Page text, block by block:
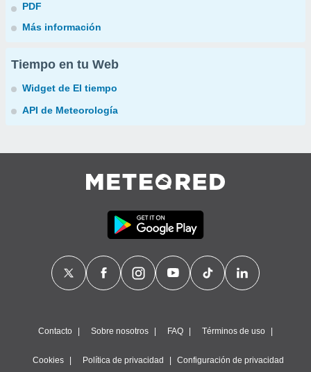
PDF
Más información
Tiempo en tu Web
Widget de El tiempo
API de Meteorología
Contacto Sobre nosotros FAQ Términos de uso
Cookies Política de privacidad Configuración de privacidad